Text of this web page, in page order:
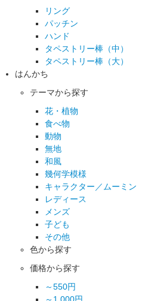
リング
パッチン
ハンド
タペストリー棒（中）
タペストリー棒（大）
はんかち
テーマから探す
花・植物
食べ物
動物
無地
和風
幾何学模様
キャラクター／ムーミン
レディース
メンズ
子ども
その他
色から探す
価格から探す
～550円
～1,000円